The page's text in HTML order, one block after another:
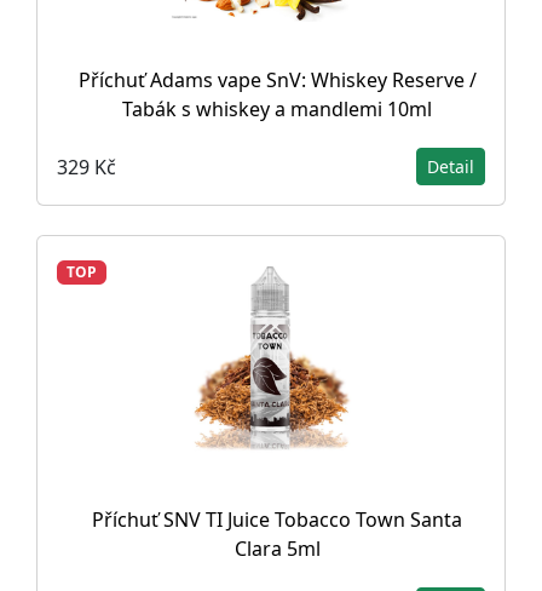
Příchuť Adams vape SnV: Whiskey Reserve /
Tabák s whiskey a mandlemi 10ml
329 Kč Detail
TOP
Příchuť SNV TI Juice Tobacco Town Santa
Clara 5ml